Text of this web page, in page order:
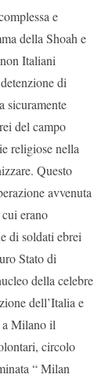
e
della Shoah e
Italiani
di
sicuramente
del campo
religiose nella
Questo
avvenuta
erano
di soldati ebrei
Stato di
della celebre
dell’Italia e
a Milano il
circolo
“ Milan